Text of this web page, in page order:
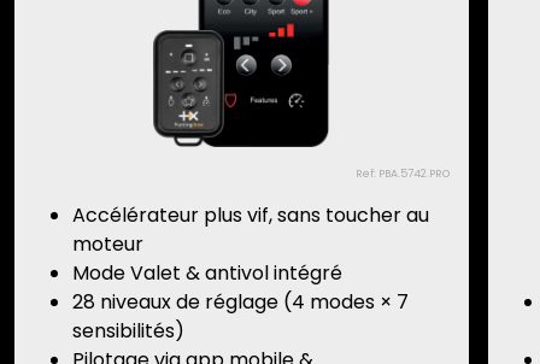
Ref: PBA.5742.PRO
Accélérateur plus vif, sans toucher au
moteur
Mode Valet & antivol intégré
28 niveaux de réglage (4 modes × 7
sensibilités)